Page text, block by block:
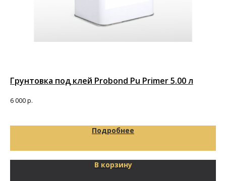
Грунтовка под клей Probond Pu Primer 5.00 л
6 000р.
Подробнее
В корзину